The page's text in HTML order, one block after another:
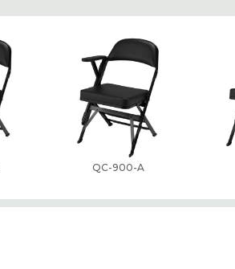
QC-900-A